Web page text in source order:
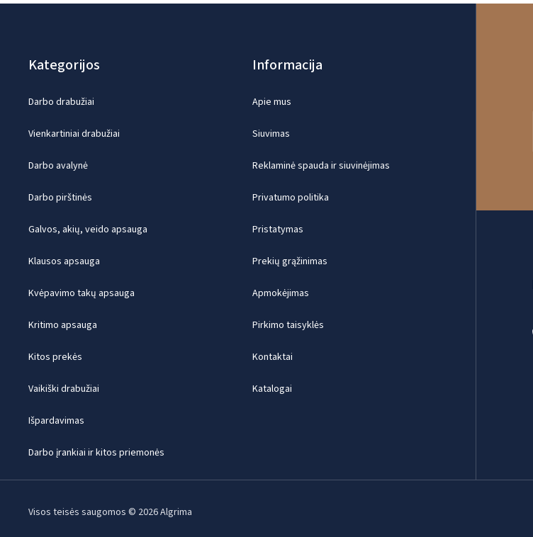
Kategorijos
Darbo drabužiai
Vienkartiniai drabužiai
Darbo avalynė
Darbo pirštinės
Galvos, akių, veido apsauga
Klausos apsauga
Kvėpavimo takų apsauga
Kritimo apsauga
Kitos prekės
Vaikiški drabužiai
Išpardavimas
Darbo įrankiai ir kitos priemonės
Informacija
Apie mus
Siuvimas
Reklaminė spauda ir siuvinėjimas
Privatumo politika
Pristatymas
Prekių grąžinimas
Apmokėjimas
Pirkimo taisyklės
Kontaktai
Katalogai
Visos teisės saugomos © 2026 Algrima